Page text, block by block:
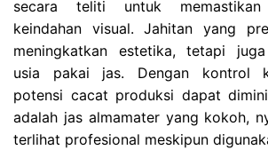
secara teliti untuk
keindahan visual. Jahitan yang
meningkatkan estetika, tetapi juga
usia pakai jas. Dengan kontrol
potensi cacat produksi dapat
adalah jas almamater yang kokoh,
terlihat profesional meskipun